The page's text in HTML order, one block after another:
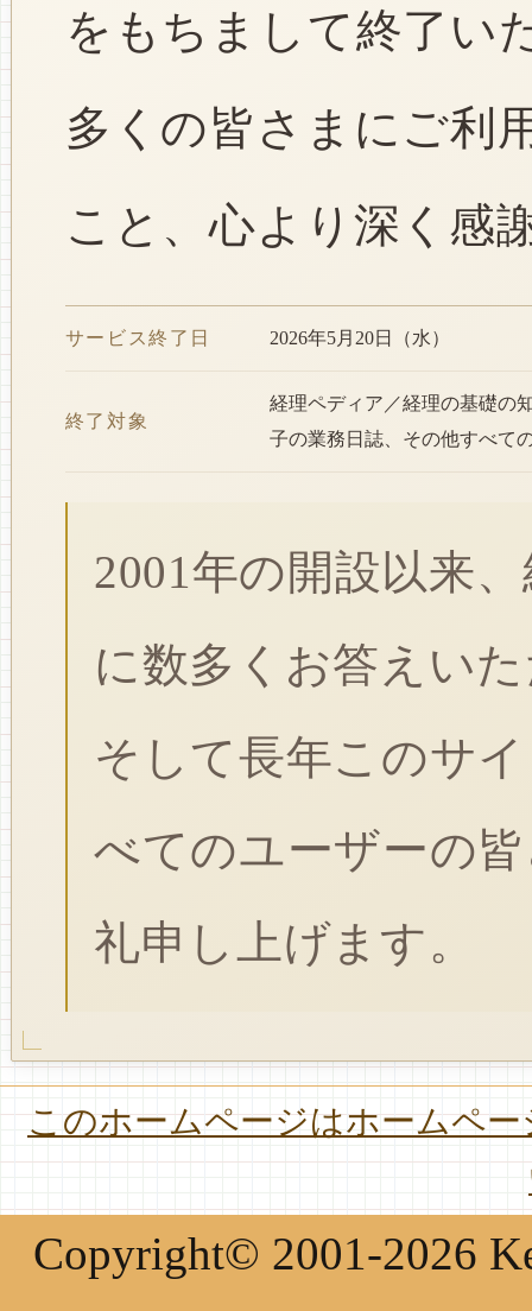
をもちまして終了い
多くの皆さまにご利
こと、心より深く感
サービス終了日 2026年5月20日（水）
終了対象
経理ペディア／経理の基礎の
子の業務日誌、その他すべて
2001年の開設以来
に数多くお答えい
そして長年このサ
べてのユーザーの
礼申し上げます。
このホームページはホームペ
Copyright© 2001-2026